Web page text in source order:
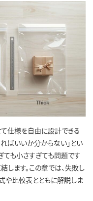
仕様を自由に設計できる
ばいいか分からない」とい
ても小さすぎても問題です
します。この章では、失敗し
や比較表とともに解説しま